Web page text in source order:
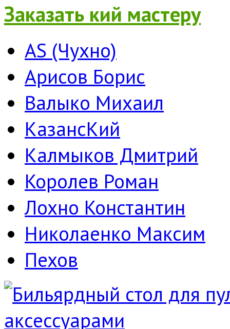
Заказать кий мастеру
AS (Чухно)
Арисов Борис
Валыко Михаил
КазансКий
Калмыков Дмитрий
Королев Роман
Лохно Константин
Николаенко Максим
Пехов